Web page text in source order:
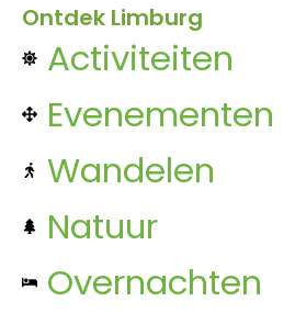
Ontdek Limburg
Activiteiten
Evenementen
Wandelen
Natuur
Overnachten